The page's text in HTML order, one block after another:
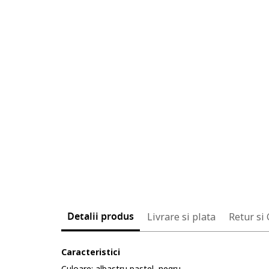
Detalii produs Livrare si plata Retur si
Caracteristici